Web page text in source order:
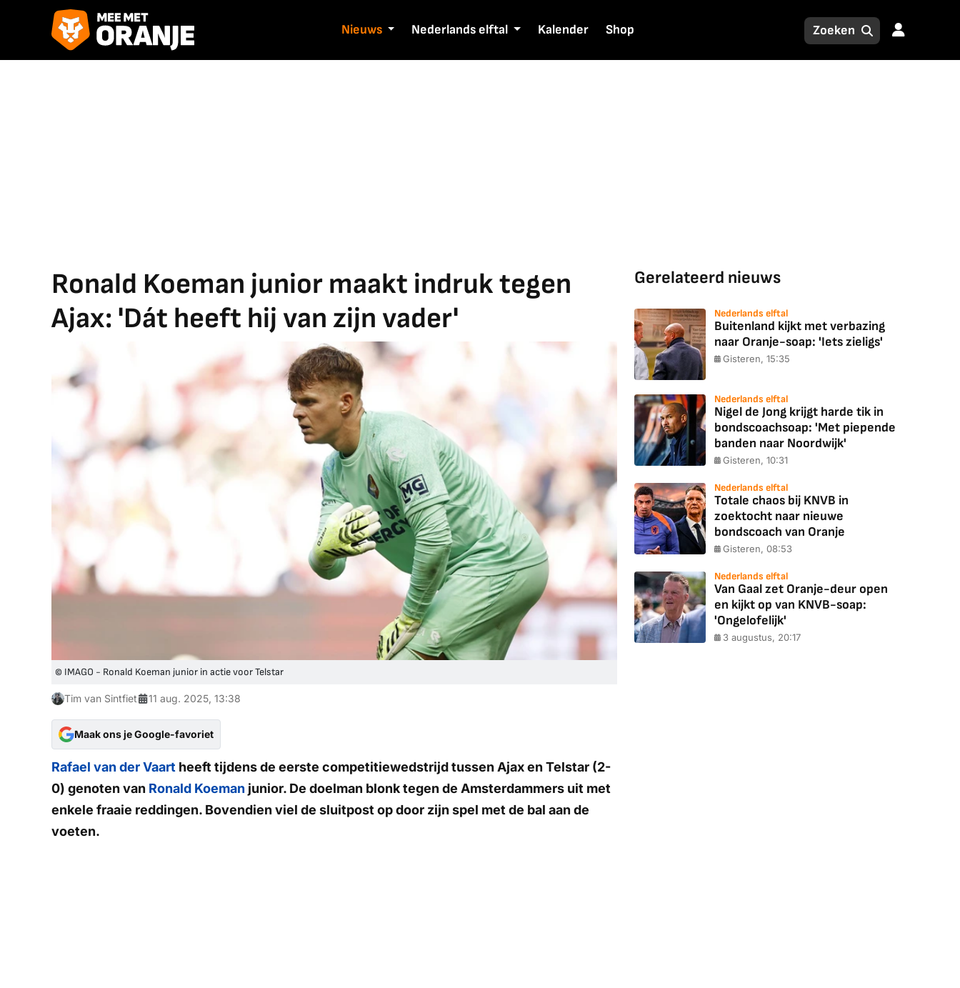
Nieuws Nederlands elftal Kalender Shop
Ronald Koeman junior maakt indruk tegen
Ajax: 'Dát heeft hij van zijn vader'
© IMAGO - Ronald Koeman junior in actie voor Telstar
Tim van Sintfiet 11 aug. 2025, 13:38
Maak ons je Google-favoriet
Rafael van der Vaart heeft tijdens de eerste competitiewedstrijd tussen Ajax en Telstar (2-
0) genoten van Ronald Koeman junior. De doelman blonk tegen de Amsterdammers uit met
enkele fraaie reddingen. Bovendien viel de sluitpost op door zijn spel met de bal aan de
voeten.
Gerelateerd nieuws
Nederlands elftal
Buitenland kijkt met verbazing
naar Oranje-soap: 'Iets zieligs'
Gisteren, 15:35
Nederlands elftal
Nigel de Jong krijgt harde tik in
bondscoachsoap: 'Met piepende
banden naar Noordwijk'
Gisteren, 10:31
Nederlands elftal
Totale chaos bij KNVB in
zoektocht naar nieuwe
bondscoach van Oranje
Gisteren, 08:53
Nederlands elftal
Van Gaal zet Oranje-deur open
en kijkt op van KNVB-soap:
'Ongelofelijk'
3 augustus, 20:17